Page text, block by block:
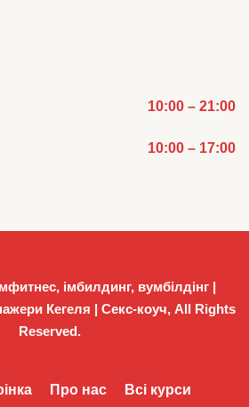
10:00 – 21:00
10:00 – 17:00
імбилдинг, вумбілдінг |
Кегеля | Секс-коуч, All Rights
Reserved.
Про нас
Всі курси